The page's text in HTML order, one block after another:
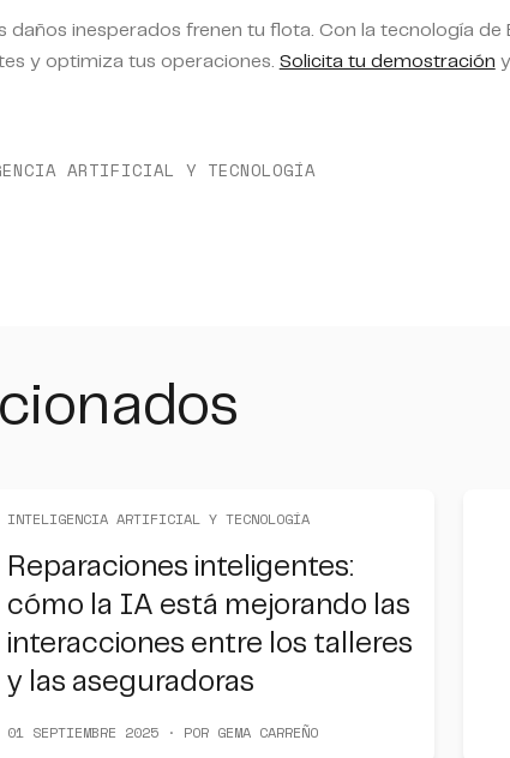
daños inesperados frenen tu flota. Con la tecnología de
y optimiza tus operaciones. Solicita tu demostración
ARTIFICIAL Y TECNOLOGÍA
INTELIGENCIA ARTIFICIAL Y TECNOLOGÍA
Reparaciones inteligentes:
cómo la IA está mejorando las
interacciones entre los talleres
y las aseguradoras
01 SEPTIEMBRE 2025 · POR GEMA CARREÑO